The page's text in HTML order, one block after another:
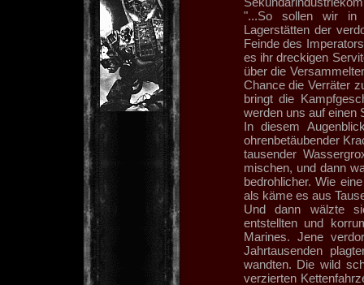
"...So sollen wir in
Lagerstätten der
Feinde des
es ihr dreckigen
über die
Chance die Verräter
bringt die
werden uns auf einen
In diesem
ohrenbetäubender
tausender
mischen, und dann
bedrohlicher. Wie
als käme es aus
Und dann wälzte
entstellten und
Marines. Jene
Jahrtausenden
wandten. Die wild
verzierten